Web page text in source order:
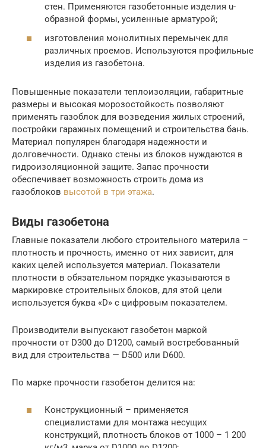
стен. Применяются газобетонные изделия u-
образной формы, усиленные арматурой;
изготовления монолитных перемычек для
различных проемов. Используются профильные
изделия из газобетона.
Повышенные показатели теплоизоляции, габаритные
размеры и высокая морозостойкость позволяют
применять газоблок для возведения жилых строений,
постройки гаражных помещений и строительства бань.
Материал популярен благодаря надежности и
долговечности. Однако стены из блоков нуждаются в
гидроизоляционной защите. Запас прочности
обеспечивает возможность строить дома из
газоблоков высотой в три этажа.
Виды газобетона
Главные показатели любого строительного материла –
плотность и прочность, именно от них зависит, для
каких целей используется материал. Показатели
плотности в обязательном порядке указываются в
маркировке строительных блоков, для этой цели
используется буква «D» с цифровым показателем.
Производители выпускают газобетон маркой
прочности от D300 до D1200, самый востребованный
вид для строительства — D500 или D600.
По марке прочности газобетон делится на:
Конструкционный – применяется
специалистами для монтажа несущих
конструкций, плотность блоков от 1000 – 1 200